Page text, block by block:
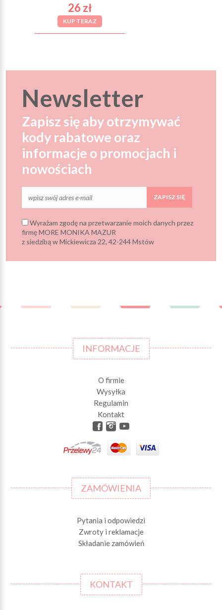
26 zł
KUP TERAZ
Newsletter
Zapisz się aby otrzymywać
kody rabatowe oraz
informacje o promocjach i
nowościach
ZAPISZ SIĘ
Wyrażam zgodę na przetwarzanie moich danych przez
firmę MORE MONIKA MAZUR
z siedzibą w Mickiewicza 22, 42-244 Mstów
INFORMACJE
O firmie
Wysyłka
Regulamin
Kontakt
ZAMÓWIENIA
Pytania i odpowiedzi
Zwroty i reklamacje
Składanie zamówień
KONTAKT